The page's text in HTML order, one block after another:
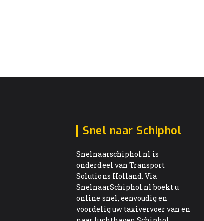
Snel naar Schiphol
Snelnaarschiphol.nl is
onderdeel van Transport
Solutions Holland. Via
SnelnaarSchiphol.nl boekt u
online snel, eenvoudig en
voordelig uw taxivervoer van en